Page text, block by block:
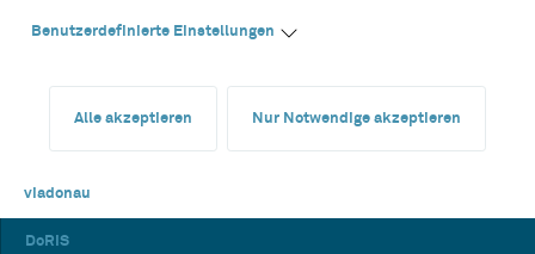
Benutzerdefinierte Einstellungen
Alle akzeptieren Nur Notwendige akzeptieren
viadonau
DoRIS